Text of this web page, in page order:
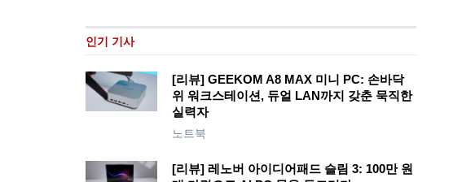
인기 기사
[리뷰] GEEKOM A8 MAX 미니 PC: 손바닥
위 워크스테이션, 듀얼 LAN까지 갖춘 묵직한
실력자
노트북
[리뷰] 레노버 아이디어패드 슬림 3: 100만 원